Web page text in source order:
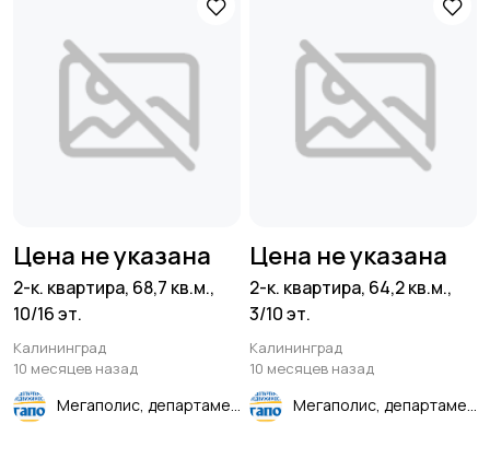
Цена не указана
2-к. квартира, 68,7 кв.м.,
10/16 эт.
Калининград
10 месяцев назад
Мегаполис, департамент недвижимости
Цена не указана
2-к. квартира, 64,2 кв.м.,
3/10 эт.
Калининград
10 месяцев назад
Мегаполис, департамент недвижимости